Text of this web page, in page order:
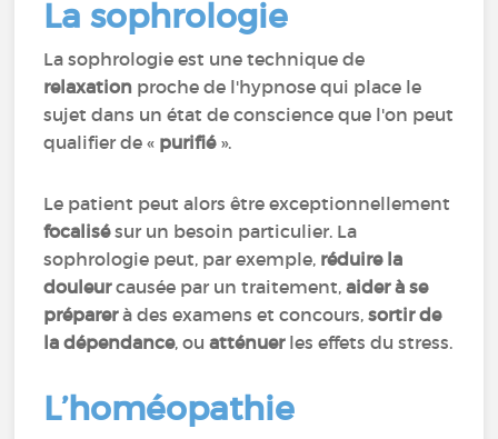
La sophrologie
La sophrologie est une technique de
relaxation proche de l'hypnose qui place le
sujet dans un état de conscience que l'on peut
qualifier de « purifié ».
Le patient peut alors être exceptionnellement
focalisésur un besoin particulier. La
sophrologie peut, par exemple, réduire la
douleurcausée par un traitement,aider à se
préparerà des examens et concours,sortir de
la dépendance, ouatténuerles effets du stress.
L’homéopathie